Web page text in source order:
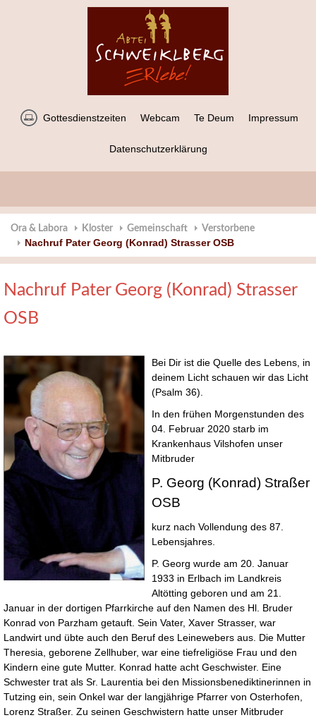
Gottesdienstzeiten Webcam Te Deum Impressum
Datenschutzerklärung
Ora & Labora Kloster Gemeinschaft Verstorbene
Nachruf Pater Georg (Konrad) Strasser OSB
Nachruf Pater Georg (Konrad) Strasser
OSB
Bei Dir ist die Quelle des Lebens, in
deinem Licht schauen wir das Licht
(Psalm 36).
In den frühen Morgenstunden des
04. Februar 2020 starb im
Krankenhaus Vilshofen unser
Mitbruder
P. Georg (Konrad) Straßer
OSB
kurz nach Vollendung des 87.
Lebensjahres.
P. Georg wurde am 20. Januar
1933 in Erlbach im Landkreis
Altötting geboren und am 21.
Januar in der dortigen Pfarrkirche auf den Namen des Hl. Bruder
Konrad von Parzham getauft. Sein Vater, Xaver Strasser, war
Landwirt und übte auch den Beruf des Leinewebers aus. Die Mutter
Theresia, geborene Zellhuber, war eine tiefreligiöse Frau und den
Kindern eine gute Mutter. Konrad hatte acht Geschwister. Eine
Schwester trat als Sr. Laurentia bei den Missionsbenediktinerinnen in
Tutzing ein, sein Onkel war der langjährige Pfarrer von Osterhofen,
Lorenz Straßer. Zu seinen Geschwistern hatte unser Mitbruder